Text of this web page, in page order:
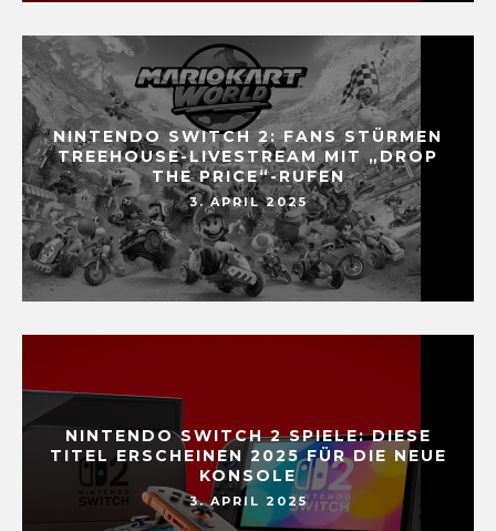
NINTENDO SWITCH 2: FANS STÜRMEN
TREEHOUSE-LIVESTREAM MIT „DROP
THE PRICE“-RUFEN
3. APRIL 2025
NINTENDO SWITCH 2 SPIELE: DIESE
TITEL ERSCHEINEN 2025 FÜR DIE NEUE
KONSOLE
3. APRIL 2025